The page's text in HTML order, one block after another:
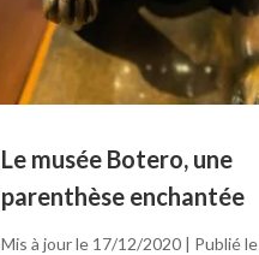
Le musée Botero, une
parenthèse enchantée
Mis à jour le 17/12/2020 | Publié le